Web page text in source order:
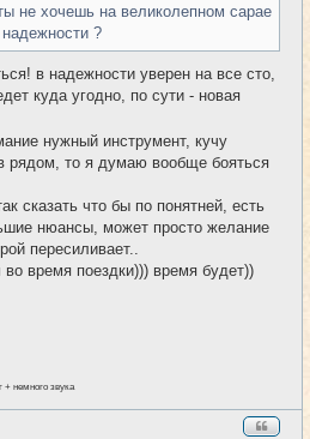
е
не хочешь на великолепном сарае
?
в надежности уверен на все сто,
куда угодно, по сути - новая
нужный инструмент, кучу
рядом, то я думаю вообще бояться
сказать что бы по понятней, есть
нюансы, может просто желание
пересиливает..
время поездки))) время будет))
+ немного звука